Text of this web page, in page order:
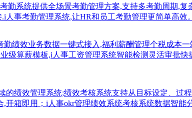
勤系统提供全场景考勤管理方案,支持多考勤周期,
事考勤管理系统,让HR和员工考勤管理更简单高效。
绩效业务数据一键式接入,福利薪酬管理个税成本
级算薪模板,i人事工资管理系统智能检测灵活审批
的绩效管理系统;绩效考核系统支持从目标设定、
开箱即用；i人事okr管理绩效系统考核系统数据智